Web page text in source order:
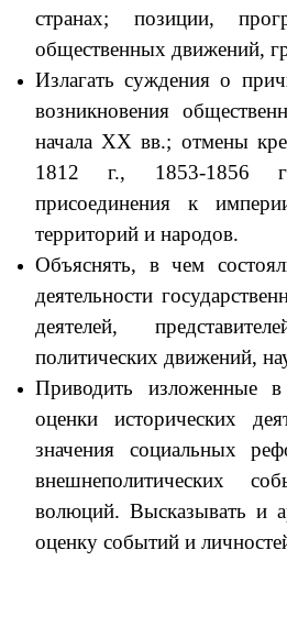
странах; позиции,
общественных движений,
Излагать суждения о
возникновения
начала XX вв.; отмены
1812 г., 1853-1856
присоединения к
территорий и народов.
Объяснять, в чем
деятельности
деятелей,
политических движений,
Приводить изложенные в
оценки исторических
значения социальных
внешнеполитических
волюций. Высказывать и
оценку событий и